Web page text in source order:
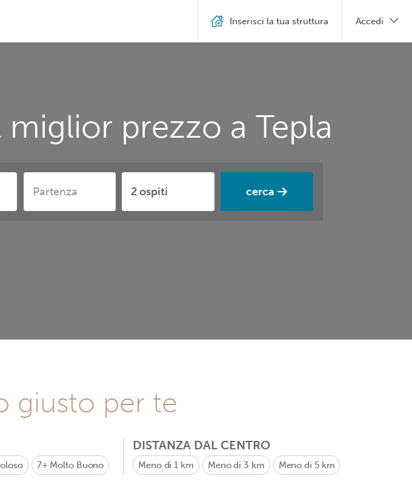
miglior prezzo a Tepla
cerca
Inserisci la tua struttura Accedi
giusto per te
7+ Molto Buono
DISTANZA DAL CENTRO
Meno di 1 km Meno di 3 km Meno di 5 km